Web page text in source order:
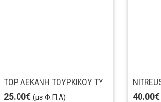
25.00€ (με Φ.Π.Α) 40.00€